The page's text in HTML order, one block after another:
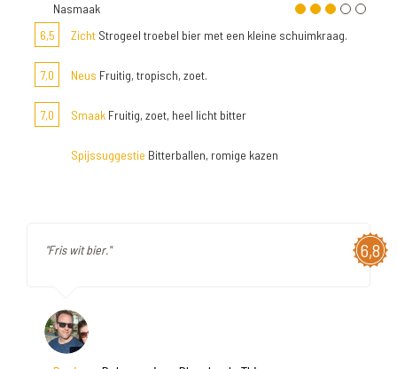
Nasmaak
6,5
Zicht Strogeel troebel bier met een kleine schuimkraag.
7,0 Neus Fruitig, tropisch, zoet.
7,0 Smaak Fruitig, zoet, heel licht bitter
Spijssuggestie Bitterballen, romige kazen
6,8
"Fris wit bier."